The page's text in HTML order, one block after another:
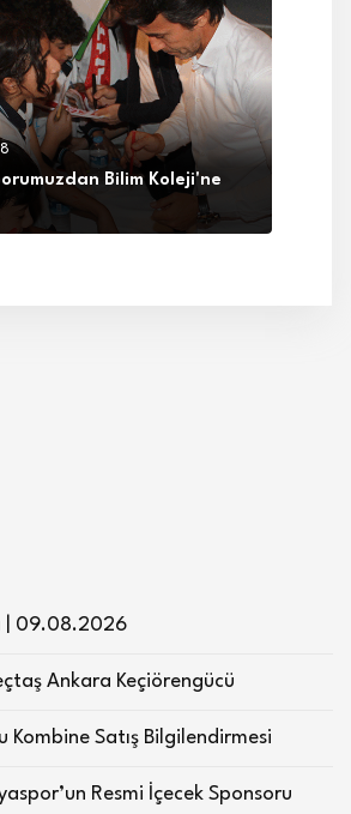
Bilim Koleji'ne
| 09.08.2026
Ankara Keçiörengücü
Satış Bilgilendirmesi
Resmi İçecek Sponsoru